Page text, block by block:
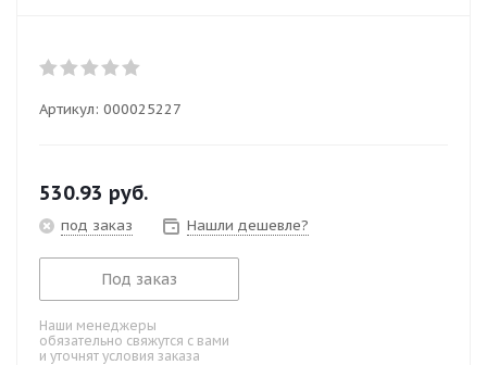
Артикул: 000025227
530.93 руб.
под заказ Нашли дешевле?
Под заказ
Наши менеджеры
обязательно свяжутся с вами
и уточнят условия заказа